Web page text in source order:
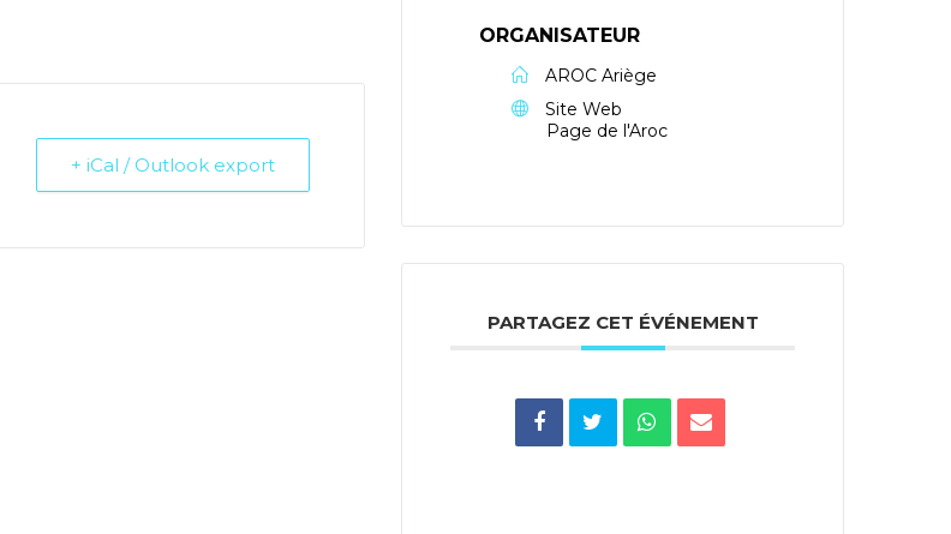
+ iCal / Outlook export
ORGANISATEUR
AROC Ariège
Site Web
Page de l'Aroc
PARTAGEZ CET ÉVÉNEMENT